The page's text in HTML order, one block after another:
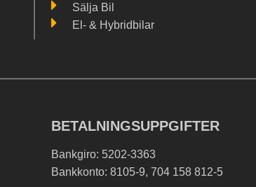
Sälja Bil
El- & Hybridbilar
BETALNINGSUPPGIFTER
Bankgiro: 5202-3363
Bankkonto: 8105-9, 704 158 812-5